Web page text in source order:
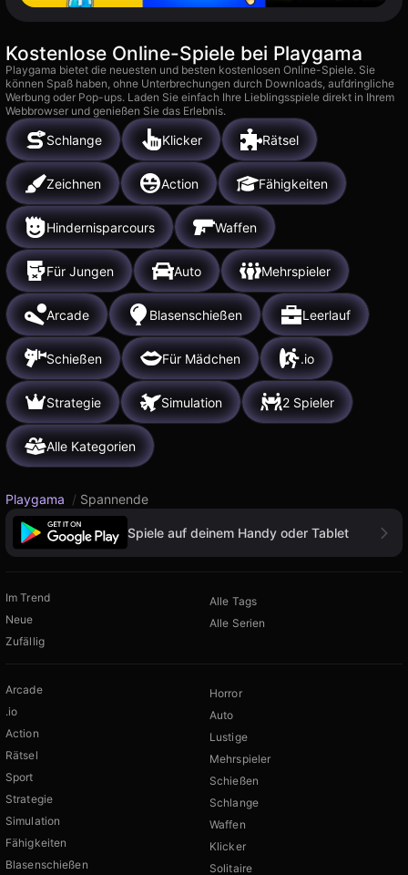
Kostenlose Online-Spiele bei Playgama
Playgama bietet die neuesten und besten kostenlosen Online-Spiele. Sie
können Spaß haben, ohne Unterbrechungen durch Downloads, aufdringliche
Werbung oder Pop-ups. Laden Sie einfach Ihre Lieblingsspiele direkt in Ihrem
Webbrowser und genießen Sie das Erlebnis.
Schlange Klicker Rätsel
Zeichnen Action Fähigkeiten
Hindernisparcours Waffen
Für Jungen Auto Mehrspieler
Arcade Blasenschießen Leerlauf
Schießen Für Mädchen .io
Strategie Simulation 2 Spieler
Alle Kategorien
Playgama / Spannende
Spiele auf deinem Handy oder Tablet
Im Trend
Neue
Zufällig
Alle Tags
Alle Serien
Arcade
.io
Action
Rätsel
Sport
Strategie
Simulation
Fähigkeiten
Blasenschießen
Horror
Auto
Lustige
Mehrspieler
Schießen
Schlange
Waffen
Klicker
Solitaire